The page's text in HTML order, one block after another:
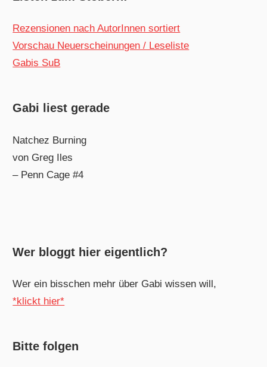
Rezensionen nach AutorInnen sortiert
Vorschau Neuerscheinungen / Leseliste
Gabis SuB
Gabi liest gerade
Natchez Burning
von Greg Iles
– Penn Cage #4
Wer bloggt hier eigentlich?
Wer ein bisschen mehr über Gabi wissen will,
*klickt hier*
Bitte folgen